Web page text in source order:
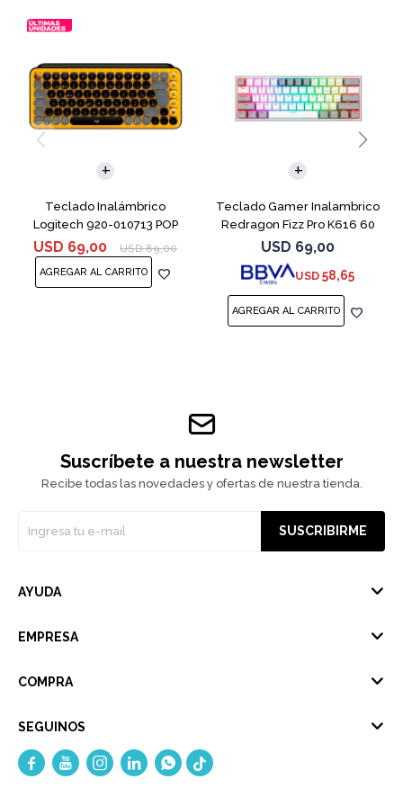
Teclado Inalámbrico
Logitech 920-010713 POP
KEYS Blast Yell
USD 69,00 USD 89,00
Teclado Gamer Inalambrico
Redragon Fizz Pro K616 60
White G
USD 69,00
USD 58,65
Suscríbete a nuestra newsletter
Recibe todas las novedades y ofertas de nuestra tienda.
SUSCRIBIRME
AYUDA
EMPRESA
COMPRA
SEGUINOS
    